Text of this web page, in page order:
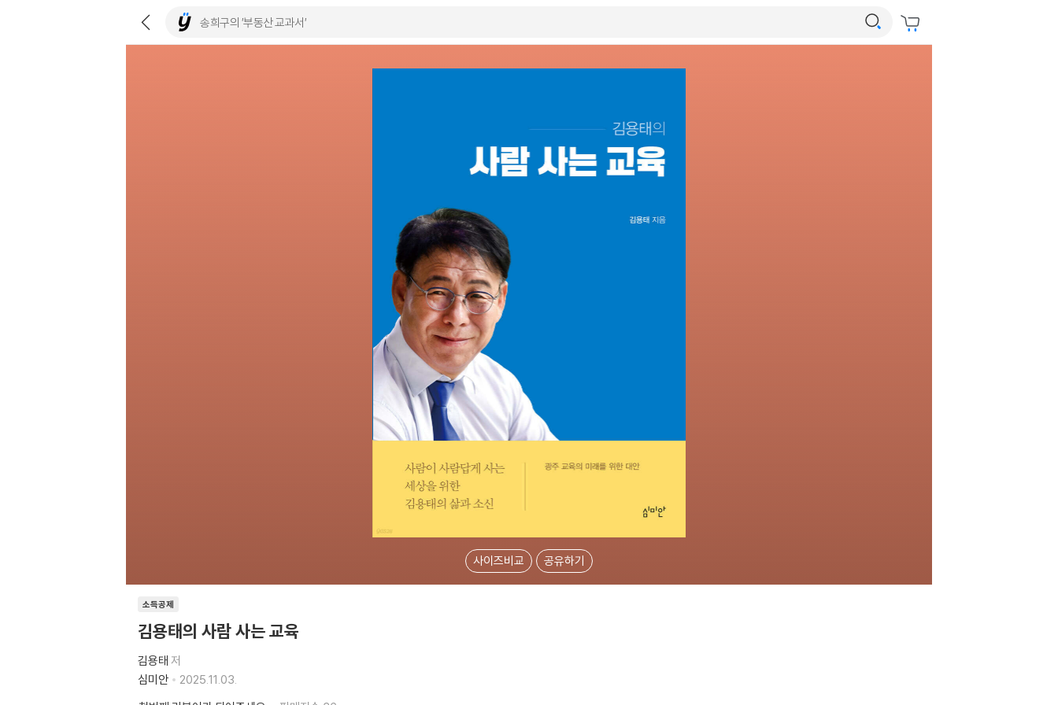
사이즈비교 공유하기
소득공제
김용태의 사람 사는 교육
김용태 저
심미안
2025.11.03.